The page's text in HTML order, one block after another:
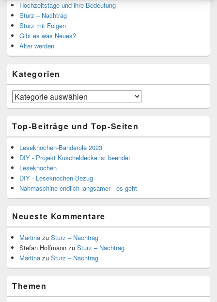
Hochzeitstage und ihre Bedeutung
Sturz – Nachtrag
Sturz mit Folgen
Gibt es was Neues?
Älter werden
Kategorien
Kategorien
Top-Beiträge und Top-Seiten
Leseknochen-Banderole 2023
DIY - Projekt Kuscheldecke ist beendet
Leseknochen
DIY - Leseknochen-Bezug
Nähmaschine endlich langsamer - es geht
Neueste Kommentare
Martina zu Sturz – Nachtrag
Stefan Hoffmann zu Sturz – Nachtrag
Martina zu Sturz – Nachtrag
Themen